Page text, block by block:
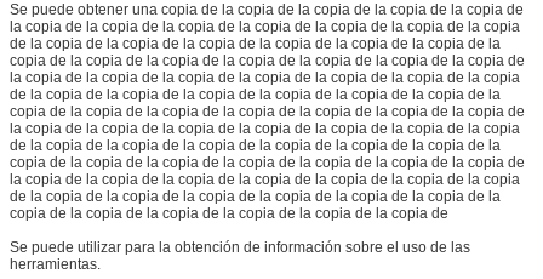
Se puede obtener una copia de la copia de la copia de la copia de la copia de
la copia de la copia de la copia de la copia de la copia de la copia de la copia
de la copia de la copia de la copia de la copia de la copia de la copia de la
copia de la copia de la copia de la copia de la copia de la copia de la copia de
la copia de la copia de la copia de la copia de la copia de la copia de la copia
de la copia de la copia de la copia de la copia de la copia de la copia de la
copia de la copia de la copia de la copia de la copia de la copia de la copia de
la copia de la copia de la copia de la copia de la copia de la copia de la copia
de la copia de la copia de la copia de la copia de la copia de la copia de la
copia de la copia de la copia de la copia de la copia de la copia de la copia de
la copia de la copia de la copia de la copia de la copia de la copia de la copia
de la copia de la copia de la copia de la copia de la copia de la copia de la
copia de la copia de la copia de la copia de la copia de la copia de
Se puede utilizar para la obtención de información sobre el uso de las
herramientas.